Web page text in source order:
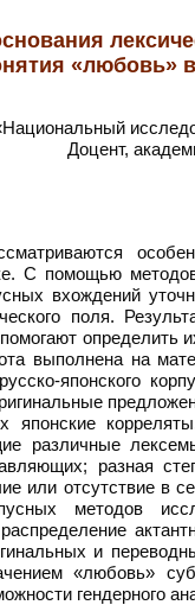
«любовь»
Доцент,
С помощью методов
вхождений
поля.
выполнена на
японского
японские
различные
разная
или отсутствие в
методов
и
«любовь»
гендерного